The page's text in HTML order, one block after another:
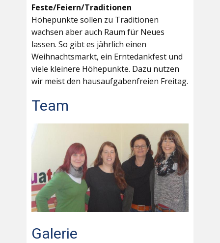
Feste/Feiern/Traditionen
Höhepunkte sollen zu Traditionen
wachsen aber auch Raum für Neues
lassen. So gibt es jährlich einen
Weihnachtsmarkt, ein Erntedankfest und
viele kleinere Höhepunkte. Dazu nutzen
wir meist den hausaufgabenfreien Freitag.
Team
Galerie